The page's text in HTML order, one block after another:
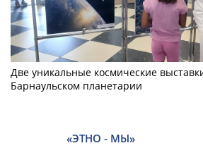
Две уникальные космические
Барнаульском планетарии
«ЭТНО - МЫ»